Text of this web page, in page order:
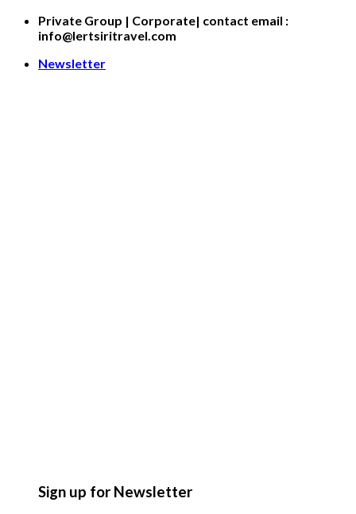
Skip
Private Group | Corporate| contact email :
info@lertsiritravel.com
Newsletter
Sign up for Newsletter